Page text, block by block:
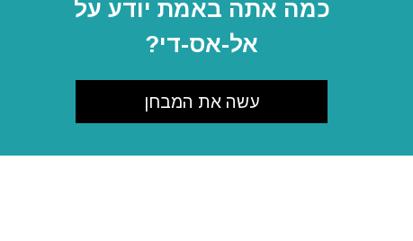
כמה אתה באמת יודע על
אל-אס-די?
עשה את המבחן
עשה מנוי לעדכונים ולדרכים לעזור